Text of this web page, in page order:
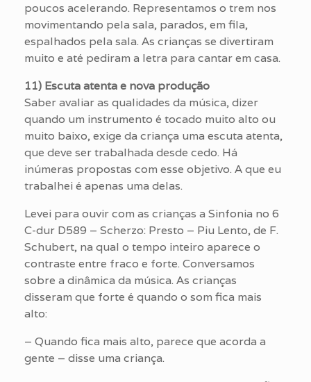
poucos acelerando. Representamos o trem nos
movimentando pela sala, parados, em fila,
espalhados pela sala. As crianças se divertiram
muito e até pediram a letra para cantar em casa.
11) Escuta atenta e nova produção
Saber avaliar as qualidades da música, dizer
quando um instrumento é tocado muito alto ou
muito baixo, exige da criança uma escuta atenta,
que deve ser trabalhada desde cedo. Há
inúmeras propostas com esse objetivo. A que eu
trabalhei é apenas uma delas.
Levei para ouvir com as crianças a Sinfonia no 6
C-dur D589 – Scherzo: Presto – Piu Lento, de F.
Schubert, na qual o tempo inteiro aparece o
contraste entre fraco e forte. Conversamos
sobre a dinâmica da música. As crianças
disseram que forte é quando o som fica mais
alto:
– Quando fica mais alto, parece que acorda a
gente – disse uma criança.